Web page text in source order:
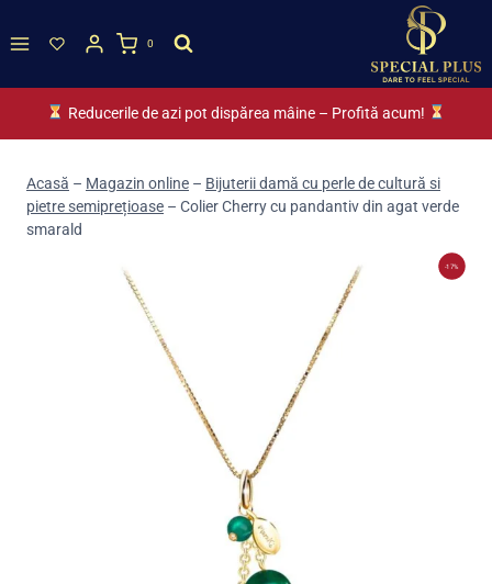
to
0
Reducerile de azi pot dispărea mâine – Profită acum!
Acasă – Magazin online – Bijuterii damă cu perle de cultură si
pietre semiprețioase – Colier Cherry cu pandantiv din agat verde
smarald
-17%